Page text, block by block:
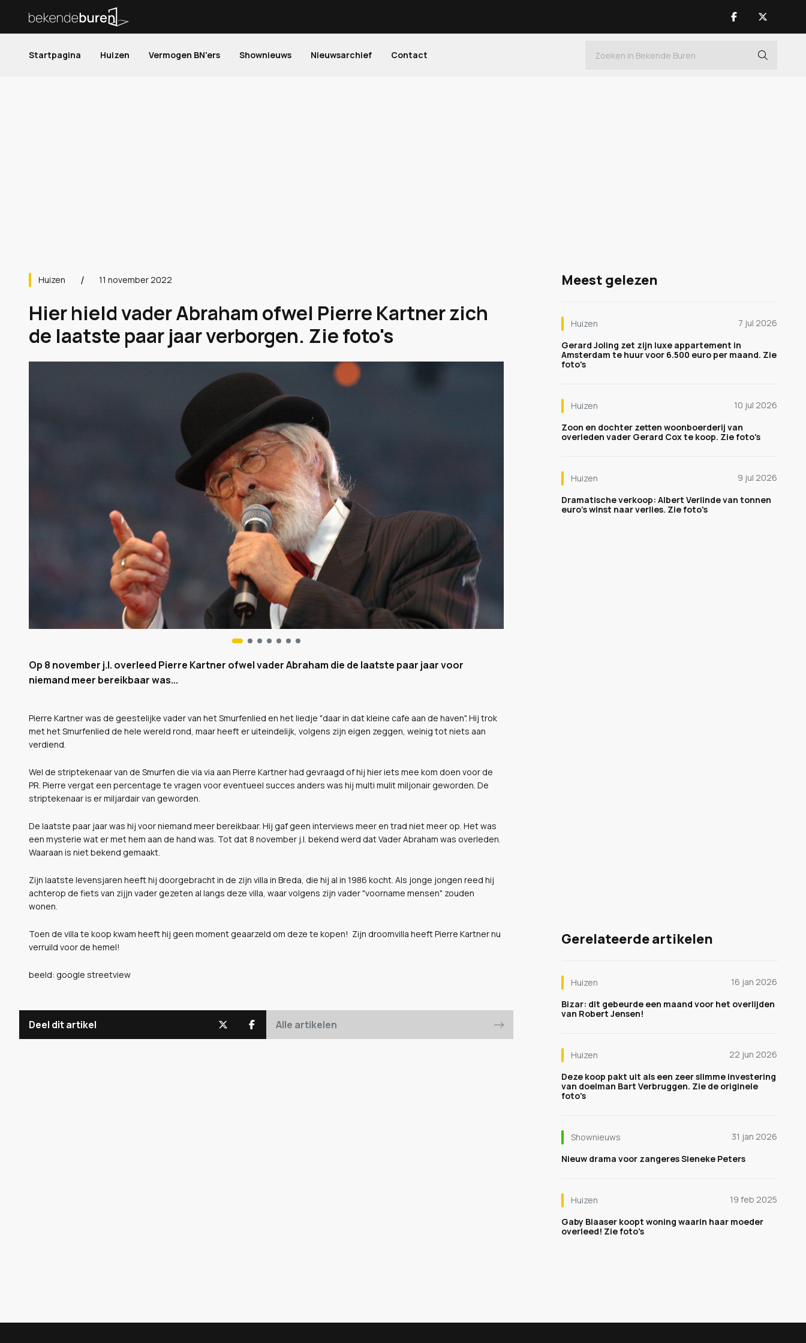
Startpagina Huizen Vermogen BN'ers Shownieuws Nieuwsarchief Contact
Huizen 11 november 2022
Hier hield vader Abraham ofwel Pierre Kartner zich
de laatste paar jaar verborgen. Zie foto's
Op 8 november j.l. overleed Pierre Kartner ofwel vader Abraham die de laatste paar jaar voor
niemand meer bereikbaar was...
Pierre Kartner was de geestelijke vader van het Smurfenlied en het liedje "daar in dat kleine cafe aan de haven". Hij trok
met het Smurfenlied de hele wereld rond, maar heeft er uiteindelijk, volgens zijn eigen zeggen, weinig tot niets aan
verdiend.
Wel de striptekenaar van de Smurfen die via via aan Pierre Kartner had gevraagd of hij hier iets mee kom doen voor de
PR. Pierre vergat een percentage te vragen voor eventueel succes anders was hij multi mulit miljonair geworden. De
striptekenaar is er miljardair van geworden.
De laatste paar jaar was hij voor niemand meer bereikbaar. Hij gaf geen interviews meer en trad niet meer op. Het was
een mysterie wat er met hem aan de hand was. Tot dat 8 november j.l. bekend werd dat Vader Abraham was overleden.
Waaraan is niet bekend gemaakt.
Zijn laatste levensjaren heeft hij doorgebracht in de zijn villa in Breda, die hij al in 1986 kocht. Als jonge jongen reed hij
achterop de fiets van zijjn vader gezeten al langs deze villa, waar volgens zijn vader "voorname mensen" zouden
wonen.
Toen de villa te koop kwam heeft hij geen moment geaarzeld om deze te kopen! Zijn droomvilla heeft Pierre Kartner nu
verruild voor de hemel!
beeld: google streetview
Deel dit artikel Alle artikelen
Meest gelezen
Huizen
7 jul 2026
Gerard Joling zet zijn luxe appartement in
Amsterdam te huur voor 6.500 euro per maand. Zie
foto's
Huizen
10 jul 2026
Zoon en dochter zetten woonboerderij van
overleden vader Gerard Cox te koop. Zie foto's
Huizen
9 jul 2026
Dramatische verkoop: Albert Verlinde van tonnen
euro's winst naar verlies. Zie foto's
Gerelateerde artikelen
Huizen
16 jan 2026
Bizar: dit gebeurde een maand voor het overlijden
van Robert Jensen!
Huizen
22 jun 2026
Deze koop pakt uit als een zeer slimme investering
van doelman Bart Verbruggen. Zie de originele
foto's
Shownieuws
31 jan 2026
Nieuw drama voor zangeres Sieneke Peters
Huizen
19 feb 2025
Gaby Blaaser koopt woning waarin haar moeder
overleed! Zie foto's